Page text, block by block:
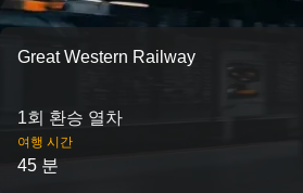
Great Western Railway
1회 환승 열차
여행 시간
45 분